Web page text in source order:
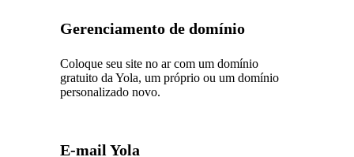
Gerenciamento de domínio
Coloque seu site no ar com um domínio
gratuito da Yola, um próprio ou um domínio
personalizado novo.
E-mail Yola